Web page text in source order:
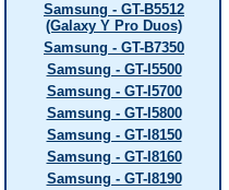
Samsung - GT-B5512
(Galaxy Y Pro Duos)
Samsung - GT-B7350
Samsung - GT-I5500
Samsung - GT-I5700
Samsung - GT-I5800
Samsung - GT-I8150
Samsung - GT-I8160
Samsung - GT-I8190